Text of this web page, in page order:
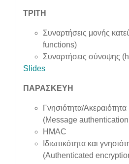
ΤΡΙΤΗ
Συναρτήσεις μονής
functions)
Συναρτήσεις σύνοψης
Slides
ΠΑΡΑΣΚΕΥΗ
Γνησιότητα/
(Message
HMAC
Ιδιωτικότητα και
(Authenticated